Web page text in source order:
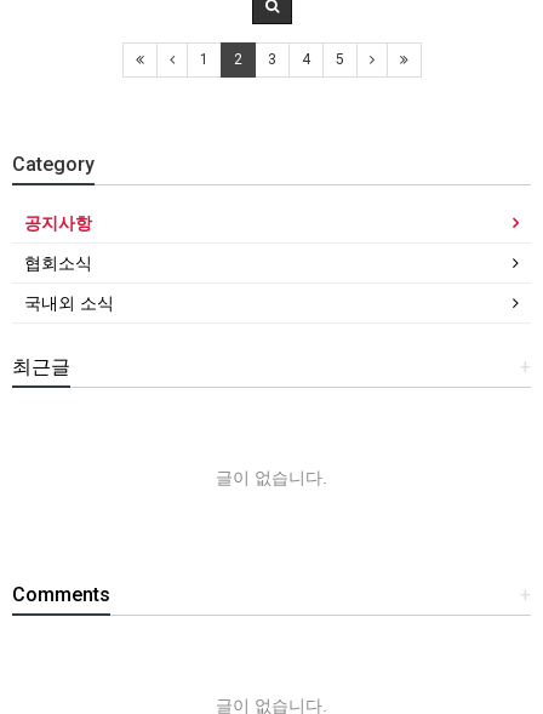
1 2 3 4 5
Category
공지사항
협회소식
국내외 소식
+
최근글
글이 없습니다.
+
Comments
글이 없습니다.